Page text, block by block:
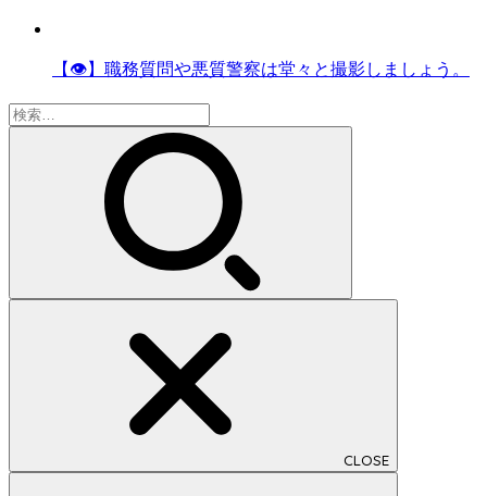
【👁】職務質問や悪質警察は堂々と撮影しましょう。
検
索:
CLOSE